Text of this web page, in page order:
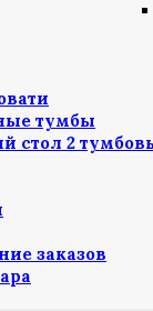
тумбы
стол 2
заказов